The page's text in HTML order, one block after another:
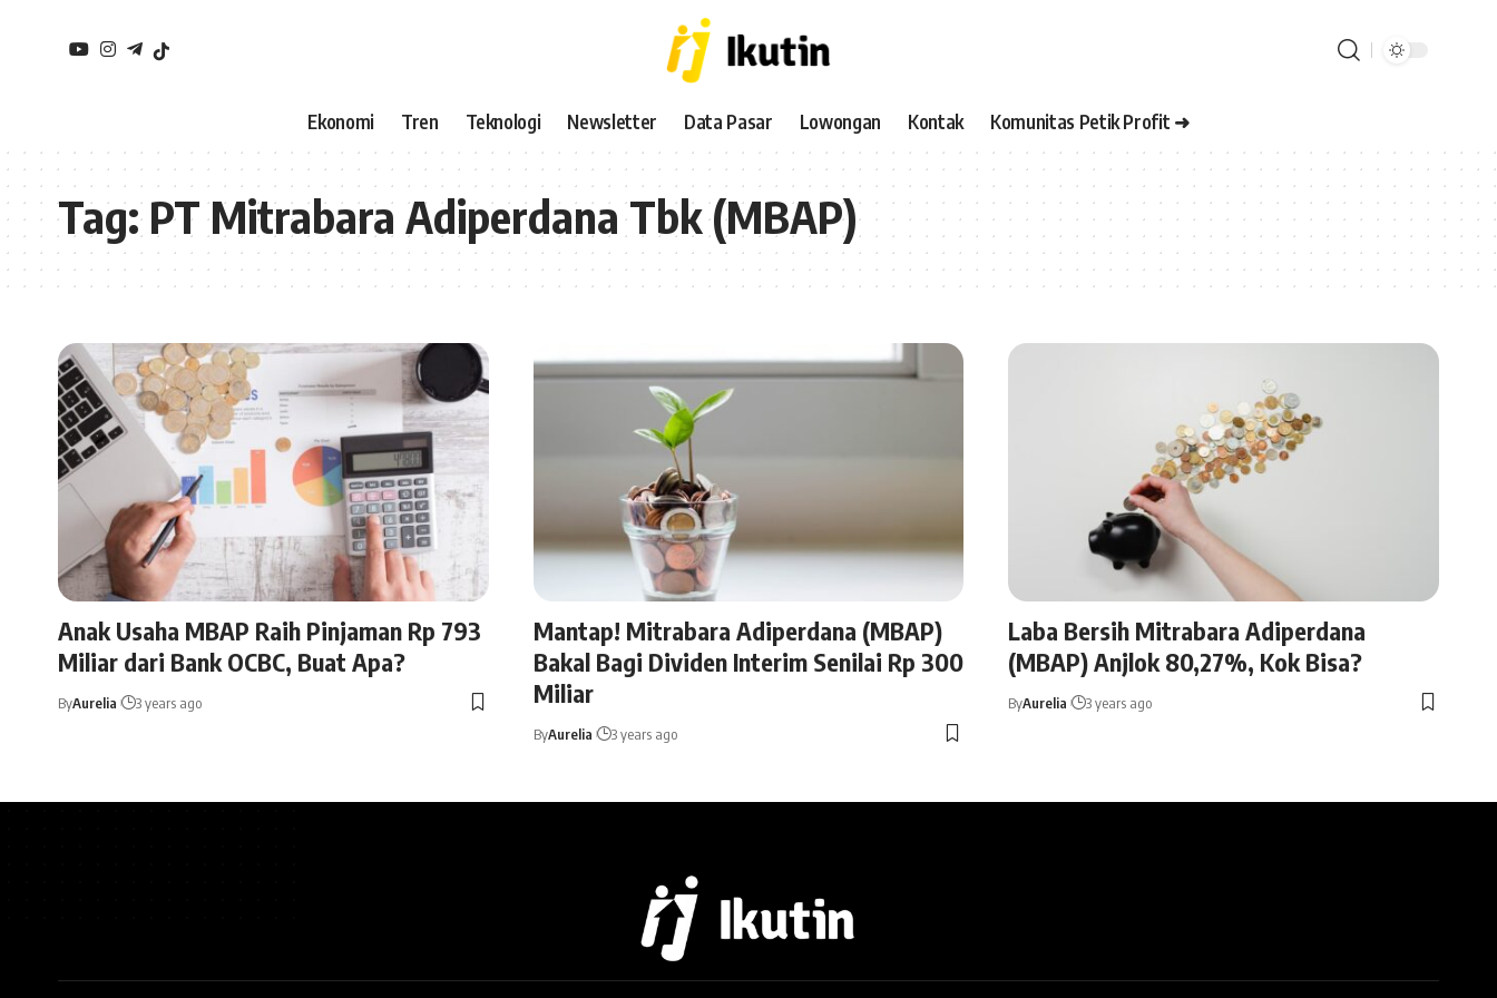
Ekonomi Tren Teknologi Newsletter Data Pasar Lowongan Kontak Komunitas Petik Profit ➜
Tag:PT Mitrabara Adiperdana Tbk (MBAP)
Anak Usaha MBAP Raih Pinjaman Rp 793
Miliar dari Bank OCBC, Buat Apa?
ByAurelia 3 years ago
Mantap! Mitrabara Adiperdana (MBAP)
Bakal Bagi Dividen Interim Senilai Rp 300
Miliar
ByAurelia 3 years ago
Laba Bersih Mitrabara Adiperdana
(MBAP) Anjlok 80,27%, Kok Bisa?
ByAurelia 3 years ago